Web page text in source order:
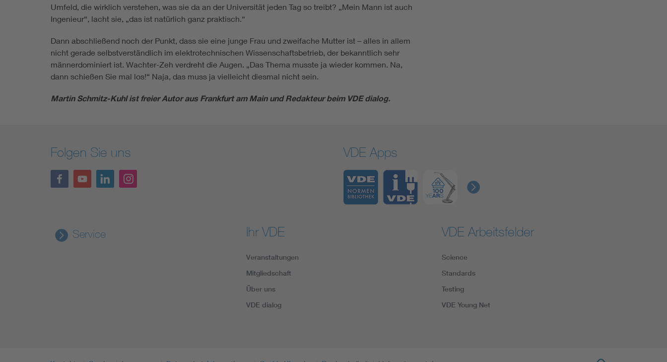
Umfeld, die wirklich verstehen, was sie da an der Universität jeden Tag so treibt? „Mein Mann ist auch
Ingenieur“, lacht sie, „das ist natürlich ganz praktisch.“
Dann abschließend noch der Punkt, dass sie eine junge Frau und zweifache Mutter ist – alles in allem
nicht gerade selbstverständlich im elektrotechnischen Wissenschaftsbetrieb, der bekanntlich sehr
männerdominiert ist. Wachter-Zeh verdreht die Augen. „Das Thema musste ja wieder kommen. Na,
dann schießen Sie mal los!“ Naja, das muss ja vielleicht diesmal nicht sein.
Martin Schmitz-Kuhl ist freier Autor aus Frankfurt am Main und Redakteur beim VDE dialog.
Folgen Sie uns VDE Apps
Service Ihr VDE
Veranstaltungen
Mitgliedschaft
Über uns
VDE dialog
VDE Arbeitsfelder
Science
Standards
Testing
VDE Young Net